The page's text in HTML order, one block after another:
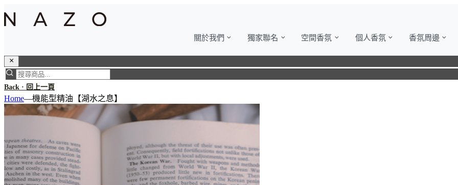
關於我們 獨家聯名 空間香氛 個人香氛 香氛周邊
Back · 回上一頁
Home—機能型精油【湖水之息】